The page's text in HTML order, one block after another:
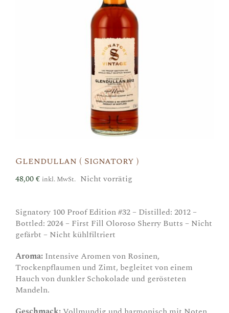
Glendullan ( Signatory )
48,00€ inkl. MwSt. Nicht vorrätig
Signatory 100 Proof Edition #32 – Distilled: 2012 –
Bottled: 2024 – First Fill Oloroso Sherry Butts – Nicht
gefärbt – Nicht kühlfiltriert
Aroma: Intensive Aromen von Rosinen,
Trockenpflaumen und Zimt, begleitet von einem
Hauch von dunkler Schokolade und gerösteten
Mandeln.